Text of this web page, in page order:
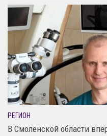
РЕГИОН
В Смоленской области